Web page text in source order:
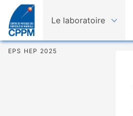
Le laboratoire
EPS HEP 2025